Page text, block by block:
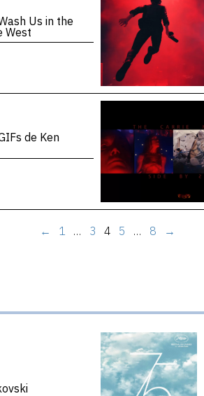
Us in the
West
de Ken
← 1 … 3 4 5 … 8 →